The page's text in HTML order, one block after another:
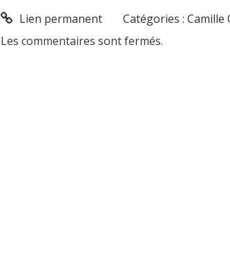
Lien permanent Catégories :Camille
Les commentaires sont fermés.